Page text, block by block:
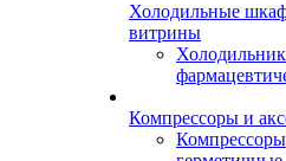
Холодильные
витрины
Компрессоры и
Компрессоры